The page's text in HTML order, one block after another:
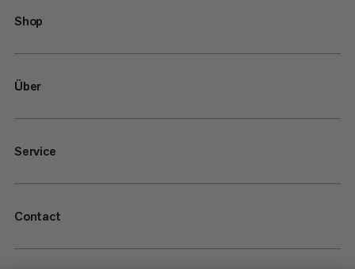
Shop
Über
Service
Contact